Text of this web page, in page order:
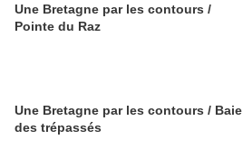
Une Bretagne par les contours /
Pointe du Raz
Une Bretagne par les contours / Baie
des trépassés